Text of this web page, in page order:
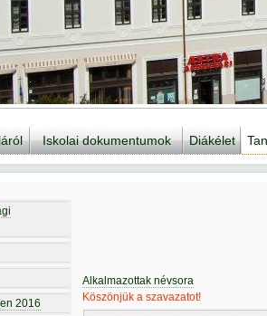
Iskolai dokumentumok Diákélet
2016
Alkalmazottak névsora
Köszönjük a szavazatot!